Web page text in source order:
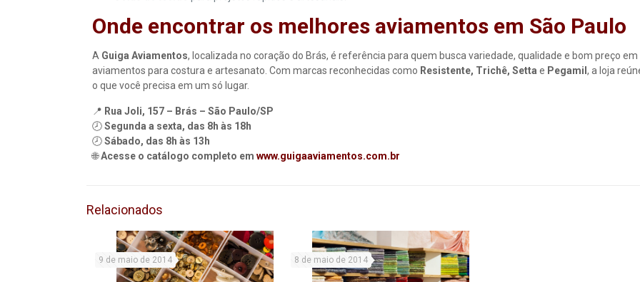
Onde encontrar os melhores aviamentos em São Paulo
A Guiga Aviamentos, localizada no coração do Brás, é referência para quem busca variedade, qualidade e bom preço em
aviamentos para costura e artesanato. Com marcas reconhecidas como Resistente, Trichê, Setta e Pegamil, a loja
o que você precisa em um só lugar.
📍 Rua Joli, 157 – Brás – São Paulo/SP
🕗Segunda a sexta, das 8h às 18h
🕗Sábado, das 8h às 13h
🌐Acesse o catálogo completo emwww.guigaaviamentos.com.br
Relacionados
9 de maio de 2014 8 de maio de 2014